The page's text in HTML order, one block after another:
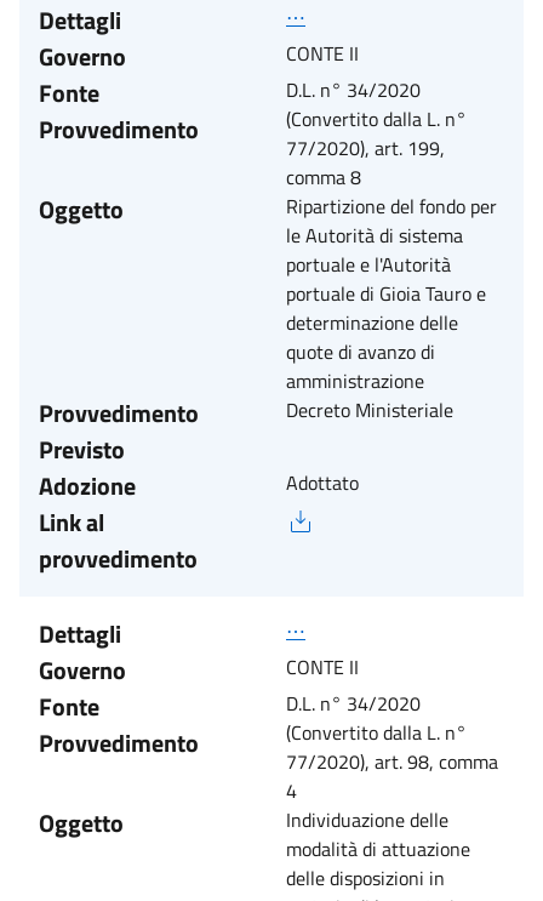
Dettagli
⋯
Governo CONTE II
Fonte
Provvedimento
D.L. n° 34/2020
(Convertito dalla L. n°
77/2020), art. 199,
comma 8
Oggetto
Ripartizione del fondo per
le Autorità di sistema
portuale e l'Autorità
portuale di Gioia Tauro e
determinazione delle
quote di avanzo di
amministrazione
Provvedimento
Previsto
Decreto Ministeriale
Adozione Adottato
Link al
provvedimento
Dettagli
⋯
Governo CONTE II
Fonte
Provvedimento
D.L. n° 34/2020
(Convertito dalla L. n°
77/2020), art. 98, comma
4
Oggetto
Individuazione delle
modalità di attuazione
delle disposizioni in